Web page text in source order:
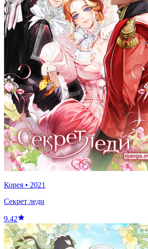
Корея • 2021
Секрет леди
9.42